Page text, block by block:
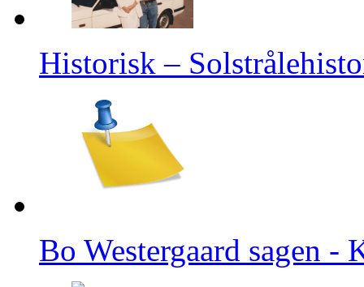
Historisk –
Bo Westergaard sagen